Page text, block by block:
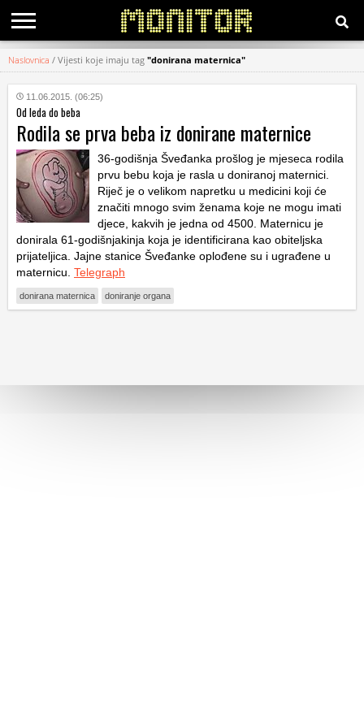
KATEGORIJE
HRVATSKI
WEB
Naslovnica / Vijesti koje imaju tag "donirana maternica"
11.06.2015. (06:25)
Od leda do beba
Rodila se prva beba iz donirane maternice
36-godišnja Šveđanka prošlog je mjeseca rodila
prvu bebu koja je rasla u doniranoj maternici.
Riječ je o velikom napretku u medicini koji će
značiti mnogo svim ženama koje ne mogu imati
djece, kakvih je jedna od 4500. Maternicu je
donirala 61-godišnjakinja koja je identificirana kao obiteljska
prijateljica. Jajne stanice Šveđanke oplođene su i ugrađene u
maternicu. Telegraph
donirana maternica doniranje organa